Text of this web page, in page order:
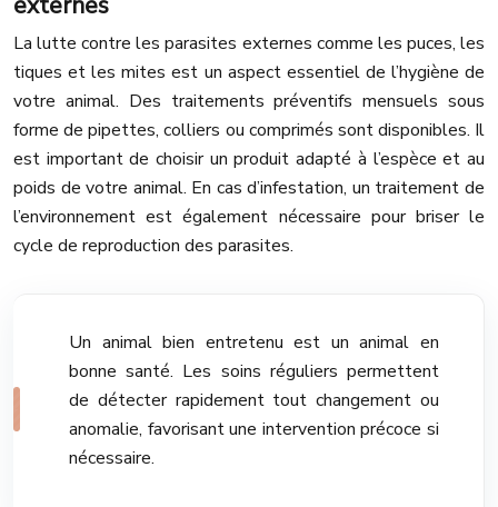
La lutte contre les parasites externes comme les puces, les
tiques et les mites est un aspect essentiel de l’hygiène de
votre animal. Des traitements préventifs mensuels sous
forme de pipettes, colliers ou comprimés sont disponibles. Il
est important de choisir un produit adapté à l’espèce et au
poids de votre animal. En cas d’infestation, un traitement de
l’environnement est également nécessaire pour briser le
cycle de reproduction des parasites.
Un animal bien entretenu est un animal en
bonne santé. Les soins réguliers permettent
de détecter rapidement tout changement ou
anomalie, favorisant une intervention précoce si
nécessaire.